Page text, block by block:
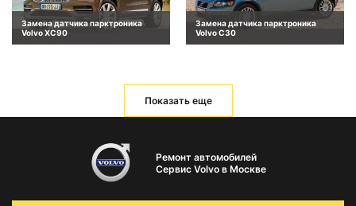
Замена датчика парктроника
Volvo XC90
Замена датчика парктроника
Volvo C30
Показать еще
Ремонт автомобилей
Сервис Volvo в Москве